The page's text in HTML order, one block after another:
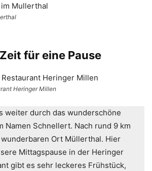
für eine Pause
Heringer Millen
weiter durch das wunderschöne
Namen Schnellert. Nach rund 9 km
Ort Müllerthal. Hier
Mittagspause in der Heringer
gibt es sehr leckeres Frühstück,